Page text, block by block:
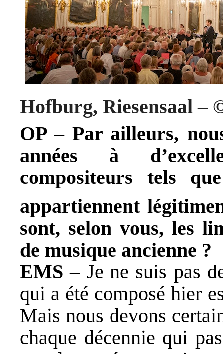
Hofburg, Riesensaal –
OP – Par ailleurs,
années à
compositeurs tels
appartiennent
sont, selon vous, les
de musique ancienne ?
EMS –Je ne suis pas
qui a été composé hier
Mais nous devons
chaque décennie qui